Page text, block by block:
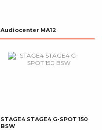
Audiocenter MA12
STAGE4 STAGE4 G-SPOT 150
BSW